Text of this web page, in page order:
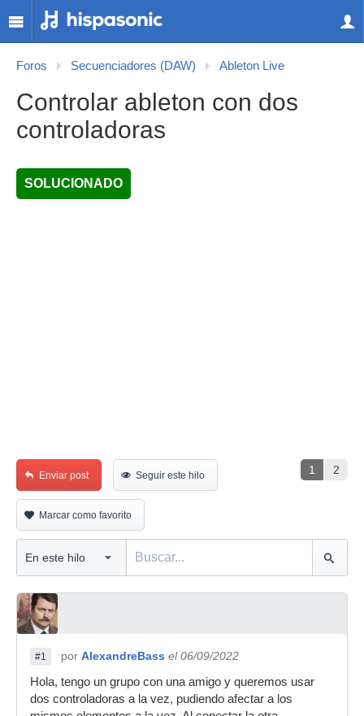
Foros Secuenciadores (DAW) Ableton Live
Controlar ableton con dos
controladoras
SOLUCIONADO
1 2
Enviar post Seguir este hilo
Marcar como favorito
#1 por AlexandreBass el 06/09/2022
Hola, tengo un grupo con una amigo y queremos usar
dos controladoras a la vez, pudiendo afectar a los